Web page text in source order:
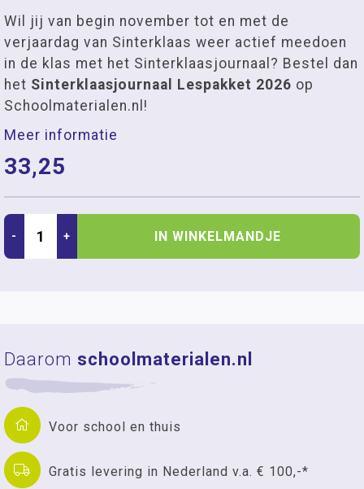
Wil jij van begin november tot en met de
verjaardag van Sinterklaas weer actief meedoen
in de klas met het Sinterklaasjournaal? Bestel dan
het Sinterklaasjournaal Lespakket 2026 op
Schoolmaterialen.nl!
Meer informatie
33,25
- + IN WINKELMANDJE
Daarom schoolmaterialen.nl
Voor school en thuis
Gratis levering in Nederland v.a. € 100,-*